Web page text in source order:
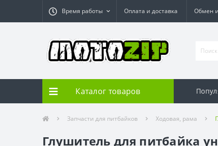
Время работы Оплата и доставка Обмен
Каталог товаров
Запчасти для питбайков Ходовая, рама
Глушитель для питбайка